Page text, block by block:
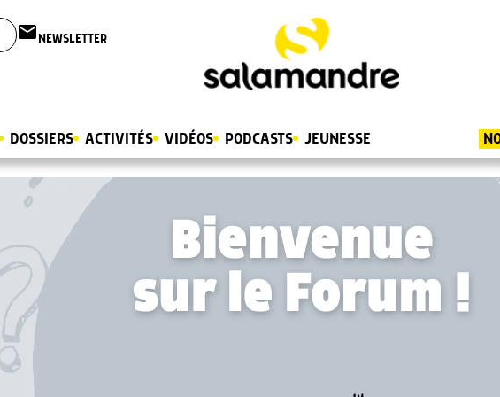
email NEWSLETTER
DOSSIERS ACTIVITÉS VIDÉOS PODCASTS JEUNESSE